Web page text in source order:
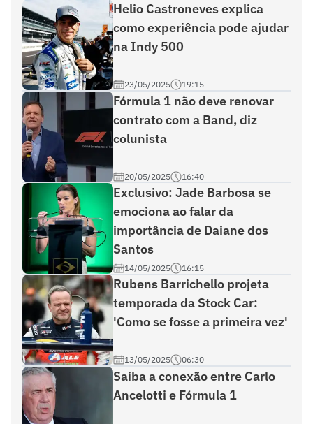
Helio Castroneves explica
como experiência pode ajudar
na Indy 500
23/05/2025 19:15
Fórmula 1 não deve renovar
contrato com a Band, diz
colunista
20/05/2025 16:40
Exclusivo: Jade Barbosa se
emociona ao falar da
importância de Daiane dos
Santos
14/05/2025 16:15
Rubens Barrichello projeta
temporada da Stock Car:
'Como se fosse a primeira vez'
13/05/2025 06:30
Saiba a conexão entre Carlo
Ancelotti e Fórmula 1